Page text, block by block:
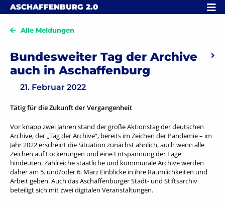
Skip to content
ASCHAFFENBURG 2.0 MENÜ
Alle Meldungen
Beitragsnavigation
Vorheriger: Veröffentlichungen aus und über Unterfranken:
Bundesweiter Tag der Archive
auch in Aschaffenburg
21. Februar 2022
Tätig für die Zukunft der Vergangenheit
Vor knapp zwei Jahren stand der große Aktionstag der deutschen
Archive, der „Tag der Archive“, bereits im Zeichen der Pandemie – im
Jahr 2022 erscheint die Situation zunächst ähnlich, auch wenn alle
Zeichen auf Lockerungen und eine Entspannung der Lage
hindeuten. Zahlreiche staatliche und kommunale Archive werden
daher am 5. und/oder 6. März Einblicke in ihre Räumlichkeiten und
Arbeit geben. Auch das Aschaffenburger Stadt- und Stiftsarchiv
beteiligt sich mit zwei digitalen Veranstaltungen.